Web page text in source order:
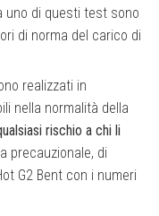
uno di questi test sono
di norma del carico di
realizzati in
nella normalità della
rischio a chi li
precauzionale, di
G2 Bent con i numeri